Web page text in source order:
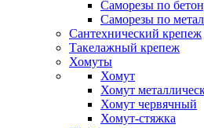
Саморезы по
Саморезы по
Сантехнический крепеж
Такелажный крепеж
Хомуты
Хомут
Хомут
Хомут червячный
Хомут-стяжка